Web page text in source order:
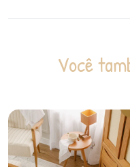
Você